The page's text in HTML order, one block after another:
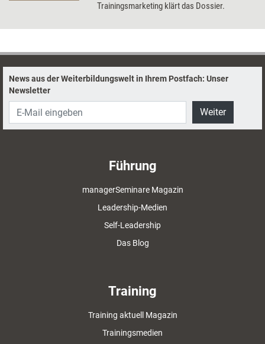
Trainingsmarketing klärt das Dossier.
News aus der Weiterbildungswelt in Ihrem Postfach: Unser
Newsletter
Weiter
Führung
managerSeminare Magazin
Leadership-Medien
Self-Leadership
Das Blog
Training
Training aktuell Magazin
Trainingsmedien